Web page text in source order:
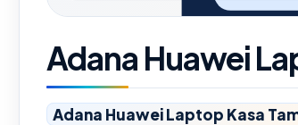
Adana Huawei
Adana Huawei Laptop Kasa